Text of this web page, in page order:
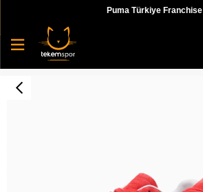
Puma Türkiye Franchise